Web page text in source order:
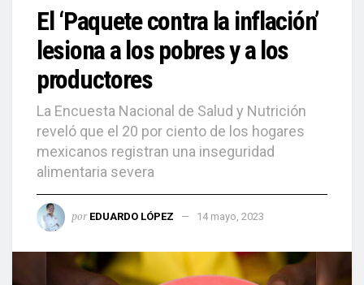
El ‘Paquete contra la inflación’
lesiona a los pobres y a los
productores
La Encuesta Nacional de Salud y Nutrición
reveló que el 20 por ciento de los hogares
mexicanos registran una inseguridad
alimentaria severa
por EDUARDO LÓPEZ 14 mayo, 2023